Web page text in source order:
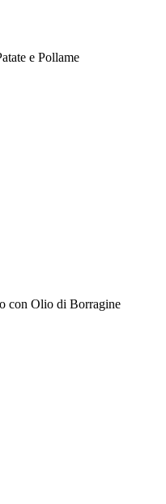
e Pollame
con Olio di Borragine